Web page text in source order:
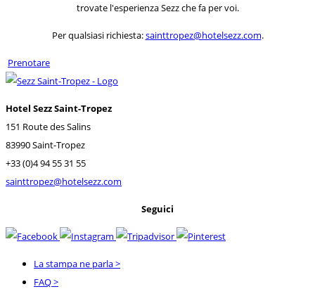
trovate l'esperienza Sezz che fa per voi.
Per qualsiasi richiesta:sainttropez@hotelsezz.com.
Prenotare
Hotel Sezz Saint-Tropez
151 Route des Salins
83990 Saint-Tropez
+33 (0)4 94 55 31 55
sainttropez@hotelsezz.com
Seguici
La stampa ne parla>
FAQ>